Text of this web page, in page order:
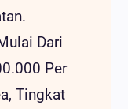
Dari
Per
Tingkat